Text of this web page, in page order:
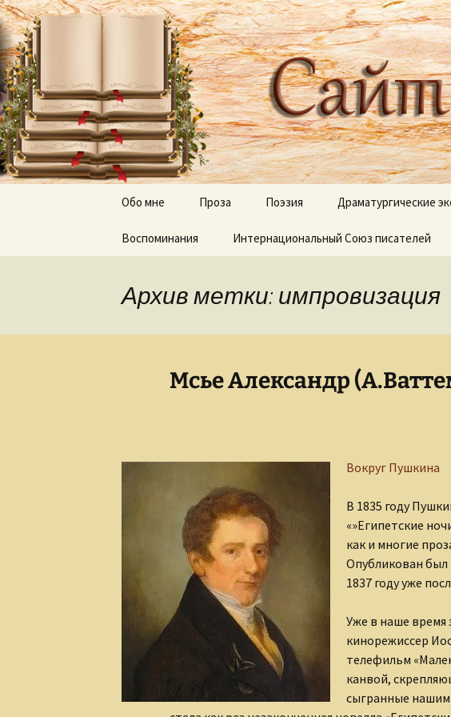
Перейти
к
содержимому
Сайт Ольги
Творческое пространство
Обо мне Проза
Дерево апостола Луки
Сказки для взрослых
детей
Поэзия
Отражения, тени и сны
Драматургические
Воспоминания Интернациональный Союз писателей
Архив метки: импровизация
Мсье Александр
Вокруг Пушкина
В 1835 году
«»Египетские
как и многие
Опубликован
1837 году уже
Уже в наше время
кинорежиссер
телефильм
канвой,
сыгранные